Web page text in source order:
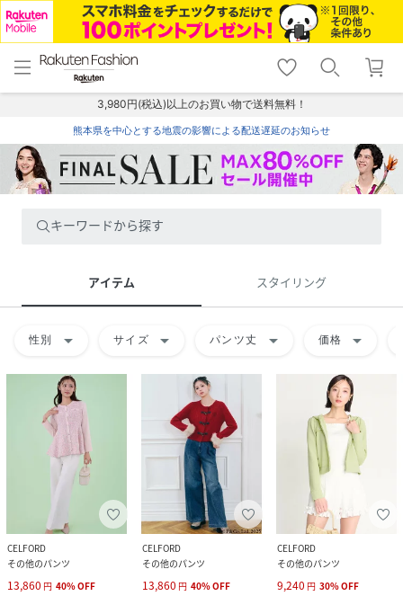
menu home
トップ
shopping_cart lock_outline
ログイン
3,980円(税込)以上のお買い物で送料無料！
熊本県を中心とする地震の影響による配送遅延のお知らせ
キーワードから探す
アイテム スタイリング
性別 arrow_drop_down サイズ arrow_drop_down パンツ丈 arrow_drop_down 価格 arrow_drop_down
CELFORD
その他のパンツ
13,860 円 40%OFF
CELFORD
その他のパンツ
13,860 円 40%OFF
CELFORD
その他のパンツ
9,240 円 30%OFF